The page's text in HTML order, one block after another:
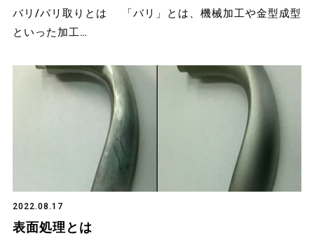
バリ/バリ取りとは 「バリ」とは、機械加工や金型成型
といった加工…
2022.08.17
表面処理とは